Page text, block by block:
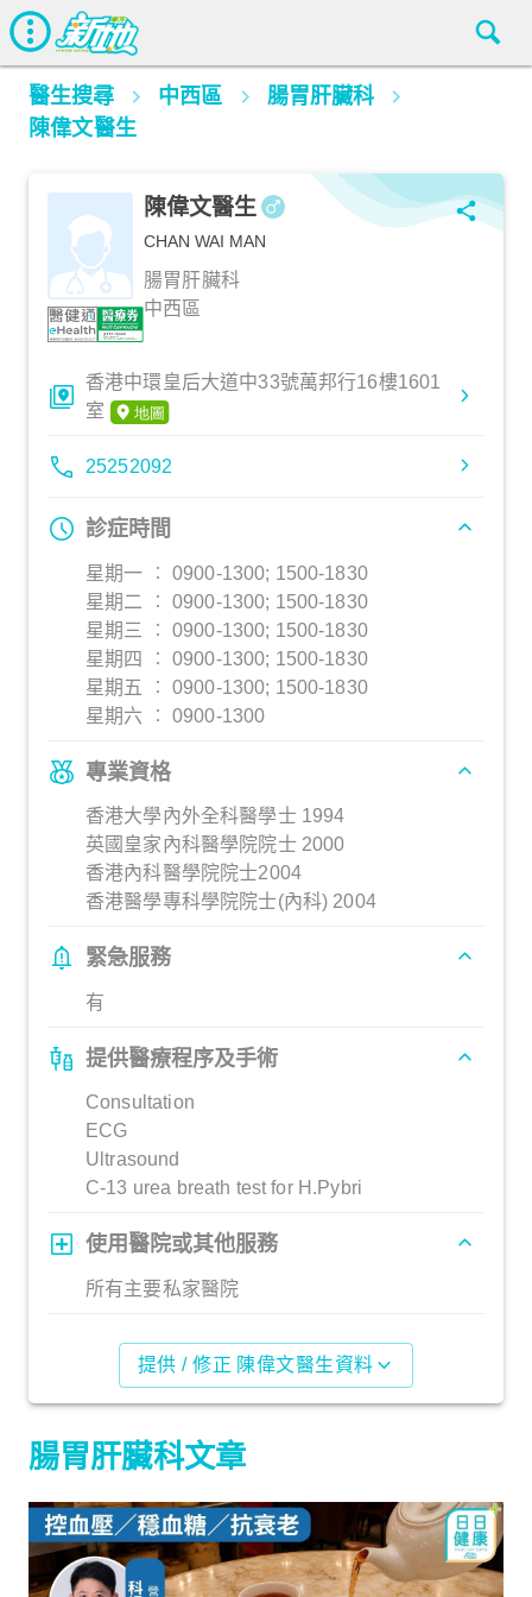
醫生搜尋 中西區
腸胃肝臟科
陳偉文醫生
陳偉文醫生
CHAN WAI MAN
腸胃肝臟科
中西區
香港中環皇后大道中33號萬邦行16樓1601
室
25252092
診症時間
星期一 ︰ 0900-1300; 1500-1830
星期二 ︰ 0900-1300; 1500-1830
星期三 ︰ 0900-1300; 1500-1830
星期四 ︰ 0900-1300; 1500-1830
星期五 ︰ 0900-1300; 1500-1830
星期六 ︰ 0900-1300
專業資格
香港大學內外全科醫學士 1994
英國皇家內科醫學院院士 2000
香港內科醫學院院士2004
香港醫學專科學院院士(內科) 2004
緊急服務
有
提供醫療程序及手術
Consultation
ECG
Ultrasound
C-13 urea breath test for H.Pybri
使用醫院或其他服務
所有主要私家醫院
提供 / 修正 陳偉文醫生資料
腸胃肝臟科文章